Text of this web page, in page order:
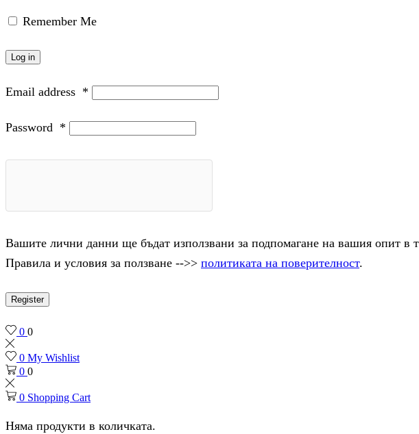
Remember Me
Log in
Email address *
Password *
Вашите лични данни ще бъдат използвани за подпомагане на вашия опит в
Правила и условия за ползване -->> политиката на поверителност.
Register
0 0
0 My Wishlist
0 0
0 Shopping Cart
Няма продукти в количката.